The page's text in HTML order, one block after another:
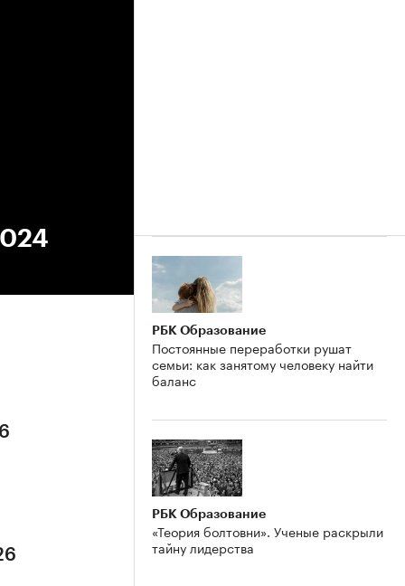
РБК Образование
Постоянные переработки рушат
семьи: как занятому человеку найти
баланс
РБК Образование
«Теория болтовни». Ученые раскрыли
тайну лидерства